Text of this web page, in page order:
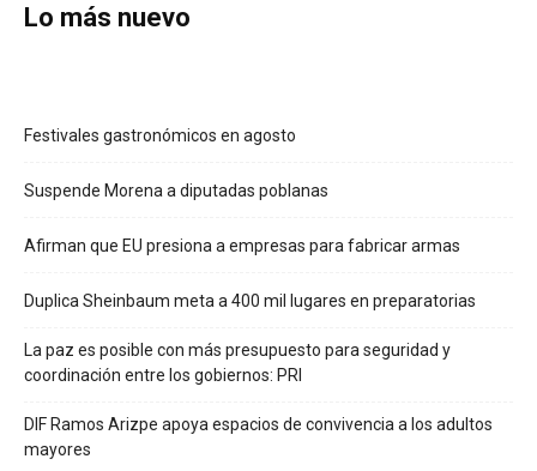
Lo más nuevo
Festivales gastronómicos en agosto
Suspende Morena a diputadas poblanas
Afirman que EU presiona a empresas para fabricar armas
Duplica Sheinbaum meta a 400 mil lugares en preparatorias
La paz es posible con más presupuesto para seguridad y
coordinación entre los gobiernos: PRI
DIF Ramos Arizpe apoya espacios de convivencia a los adultos
mayores